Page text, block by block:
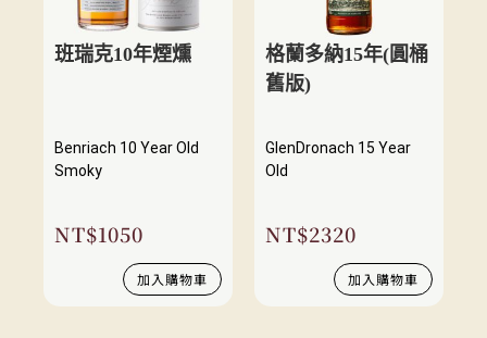
班瑞克10年煙燻
Benriach 10 Year Old
Smoky
NT$1050
加入購物車
格蘭多納15年(圓桶
舊版)
GlenDronach 15 Year
Old
NT$2320
加入購物車